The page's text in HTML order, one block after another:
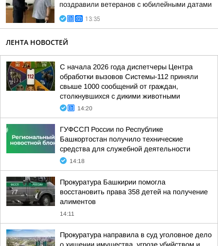
поздравили ветеранов с юбилейными датами
13:35
ЛЕНТА НОВОСТЕЙ
С начала 2026 года диспетчеры Центра
обработки вызовов Системы-112 приняли
свыше 1000 сообщений от граждан,
столкнувшихся с дикими животными
14:20
ГУФССП России по Республике
Башкортостан получило технические
средства для служебной деятельности
14:18
Прокуратура Башкирии помогла
восстановить права 358 детей на получение
алиментов
14:11
Прокуратура направила в суд уголовное дело